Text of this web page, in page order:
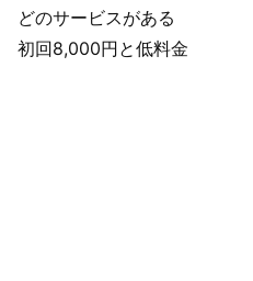
どのサービスがある
初回8,000円と低料金